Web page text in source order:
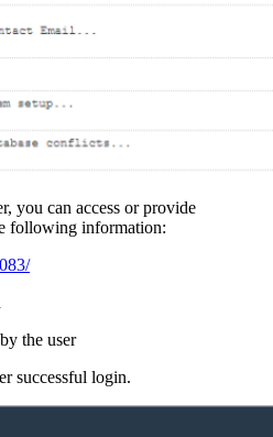
you can access or provide
following information:
the user
successful login.